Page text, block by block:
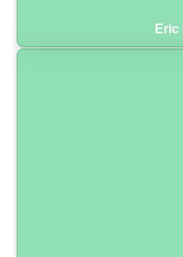
Eric